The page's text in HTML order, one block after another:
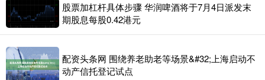
股票加杠杆具体步骤 华润啤酒将于7月4日派发末
期股息每股0.42港元
配资头条网 围绕养老助老等场景&#32;上海启动不
动产信托登记试点